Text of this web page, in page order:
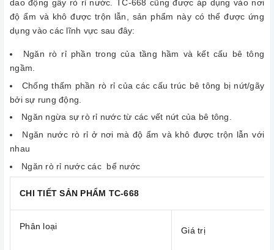
dao động gây rò rỉ nước. TC-668 cũng được áp dụng vào nơi
độ ẩm và khô được trộn lẫn, sản phẩm này có thể được ứng
dụng vào các lĩnh vực sau đây:
Ngăn rò rỉ phần trong của tầng hầm và kết cấu bê tông
ngầm.
Chống thấm phần rò rỉ của các cấu trúc bê tông bị nứt/gãy
bởi sự rung động.
Ngăn ngừa sự rò rỉ nước từ các vết nứt của bê tông.
Ngăn nước rò rỉ ở nơi mà độ ẩm và khô được trộn lẫn với
nhau
Ngăn rò rỉ nước các bể nước
CHI TIẾT SẢN PHẨM TC-668
Phân loại Giá trị